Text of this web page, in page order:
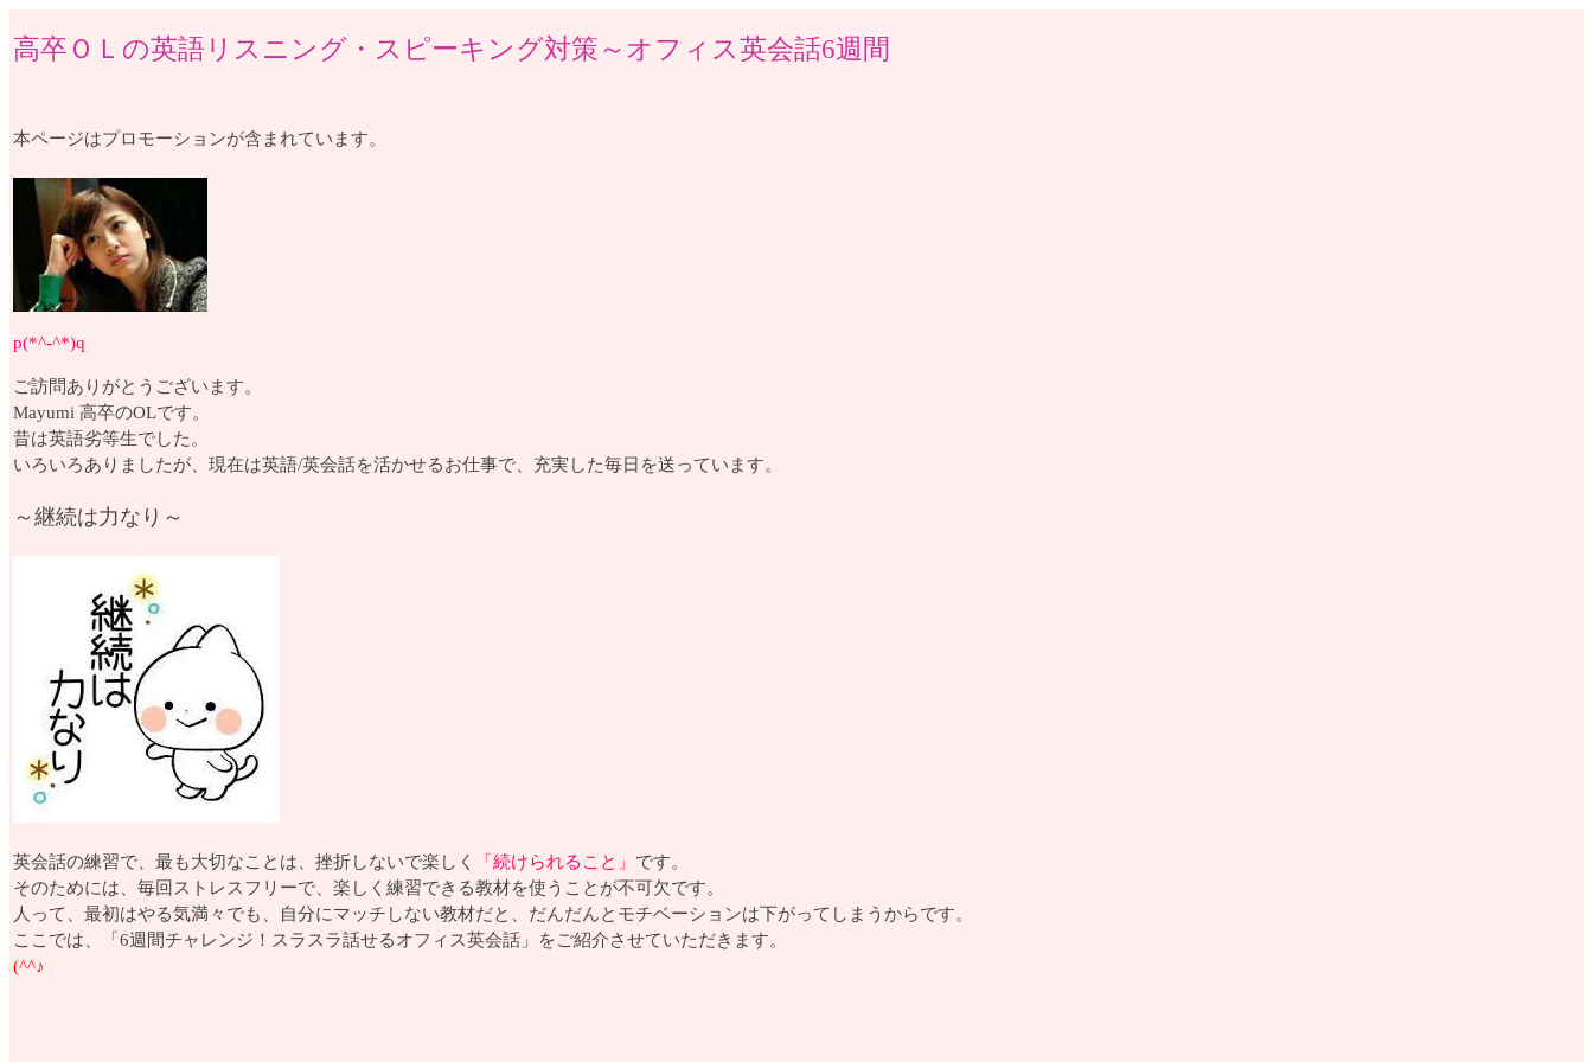
高卒ＯＬの英語リスニング・スピーキング対策～オフィス英会話6週間
本ページはプロモーションが含まれています。
p(*^-^*)q
ご訪問ありがとうございます。
Mayumi 高卒のOLです。
昔は英語劣等生でした。
いろいろありましたが、現在は英語/英会話を活かせるお仕事で、充実した毎日を送っています。
～継続は力なり～
英会話の練習で、最も大切なことは、挫折しないで楽しく 「続けられること」 です。
そのためには、毎回ストレスフリーで、楽しく練習できる教材を使うことが不可欠です。
人って、最初はやる気満々でも、自分にマッチしない教材だと、だんだんとモチベーションは下がってしまうからです。
ここでは、「6週間チャレンジ！スラスラ話せるオフィス英会話」をご紹介させていただきます。
(^^♪